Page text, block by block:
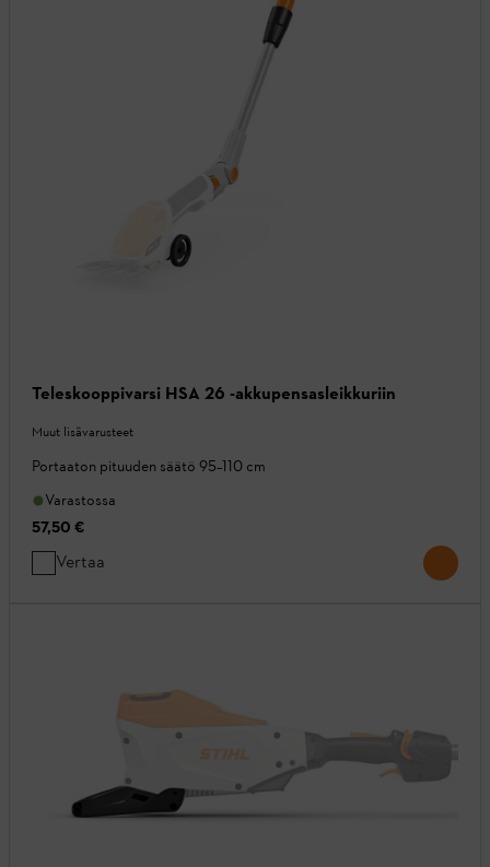
Teleskooppivarsi HSA 26 -akkupensasleikkuriin
Muut lisävarusteet
Portaaton pituuden säätö 95–110 cm
Varastossa
57,50 €
Vertaa